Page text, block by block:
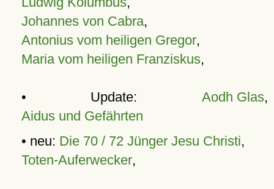
Johannes von Cabra,
Antonius vom heiligen Gregor,
Maria vom heiligen Franziskus,
• Update: Aodh Glas,
Aidus und Gefährten
• neu: Die 70 / 72 Jünger Jesu Christi,
Toten-Auferwecker,